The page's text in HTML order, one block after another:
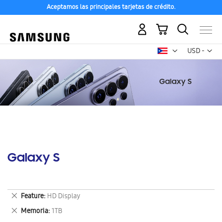
Aceptamos las principales tarjetas de crédito.
USD -
dólar
Mi carrito
Galaxy S
Feature HD Display
Eliminar
este
artículo
Memoria 1TB
Eliminar